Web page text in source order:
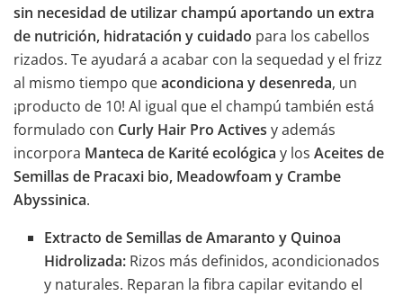
sin necesidad de utilizar champú aportando un extra
de nutrición, hidratación y cuidado para los cabellos
rizados. Te ayudará a acabar con la sequedad y el frizz
al mismo tiempo queacondiciona y desenreda, un
¡producto de 10! Al igual que el champú también está
formulado con Curly Hair Pro Actives y además
incorpora Manteca de Karité ecológica y los Aceites de
Semillas de Pracaxi bio, Meadowfoam y Crambe
Abyssinica.
Extracto de Semillas de Amaranto y Quinoa
Hidrolizada: Rizos más definidos, acondicionados
y naturales. Reparan la fibra capilar evitando el